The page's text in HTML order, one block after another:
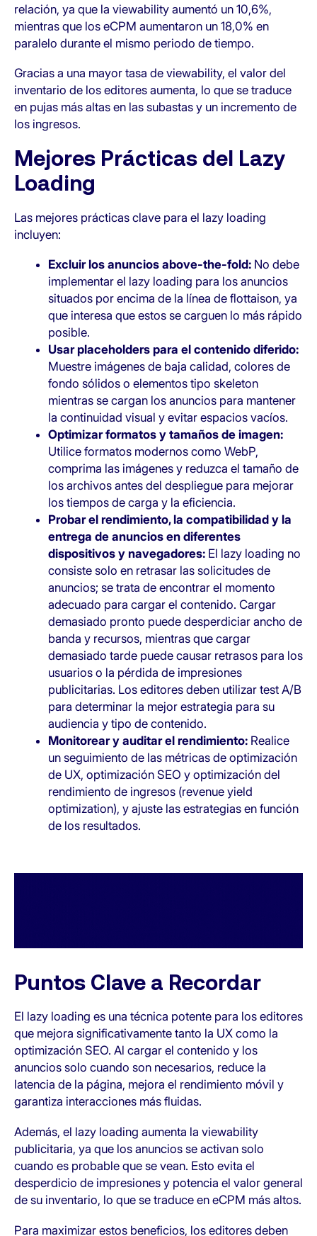
relación, ya que la viewability aumentó un 10,6%,
mientras que los eCPM aumentaron un 18,0% en
paralelo durante el mismo periodo de tiempo.
Gracias a una mayor tasa de viewability, el valor del
inventario de los editores aumenta, lo que se traduce
en pujas más altas en las subastas y un incremento de
los ingresos.
Mejores Prácticas del Lazy
Loading
Las mejores prácticas clave para el lazy loading
incluyen:
Excluir los anuncios above-the-fold: No debe
implementar el lazy loading para los anuncios
situados por encima de la línea de flottaison, ya
que interesa que estos se carguen lo más rápido
posible.
Usar placeholders para el contenido diferido:
Muestre imágenes de baja calidad, colores de
fondo sólidos o elementos tipo skeleton
mientras se cargan los anuncios para mantener
la continuidad visual y evitar espacios vacíos.
Optimizar formatos y tamaños de imagen:
Utilice formatos modernos como WebP,
comprima las imágenes y reduzca el tamaño de
los archivos antes del despliegue para mejorar
los tiempos de carga y la eficiencia.
Probar el rendimiento, la compatibilidad y la
entrega de anuncios en diferentes
dispositivos y navegadores: El lazy loading no
consiste solo en retrasar las solicitudes de
anuncios; se trata de encontrar el momento
adecuado para cargar el contenido. Cargar
demasiado pronto puede desperdiciar ancho de
banda y recursos, mientras que cargar
demasiado tarde puede causar retrasos para los
usuarios o la pérdida de impresiones
publicitarias. Los editores deben utilizar test A/B
para determinar la mejor estrategia para su
audiencia y tipo de contenido.
Monitorear y auditar el rendimiento: Realice
un seguimiento de las métricas de optimización
de UX, optimización SEO y optimización del
rendimiento de ingresos (revenue yield
optimization), y ajuste las estrategias en función
de los resultados.
Puntos Clave a Recordar
El lazy loading es una técnica potente para los editores
que mejora significativamente tanto la UX como la
optimización SEO. Al cargar el contenido y los
anuncios solo cuando son necesarios, reduce la
latencia de la página, mejora el rendimiento móvil y
garantiza interacciones más fluidas.
Además, el lazy loading aumenta la viewability
publicitaria, ya que los anuncios se activan solo
cuando es probable que se vean. Esto evita el
desperdicio de impresiones y potencia el valor general
de su inventario, lo que se traduce en eCPM más altos.
Para maximizar estos beneficios, los editores deben